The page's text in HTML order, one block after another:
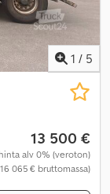
1 / 5
13 500 €
alv 0% (veroton)
065 € bruttomassa)